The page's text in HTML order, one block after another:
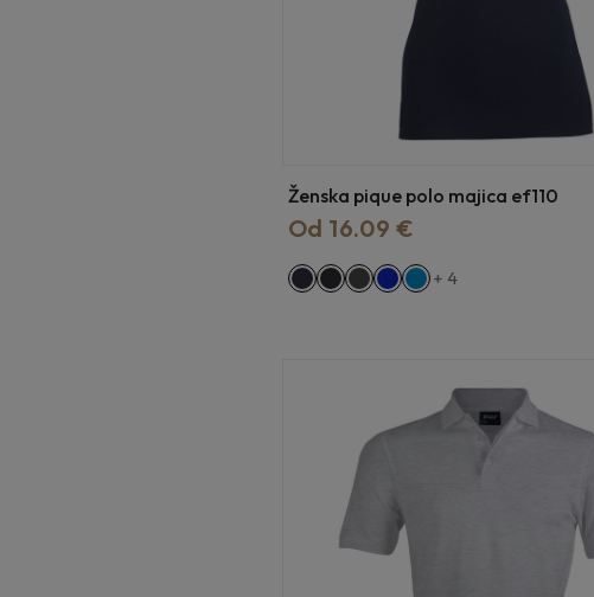
Ženska pique polo majica ef110
Od 16.09 €
+ 4